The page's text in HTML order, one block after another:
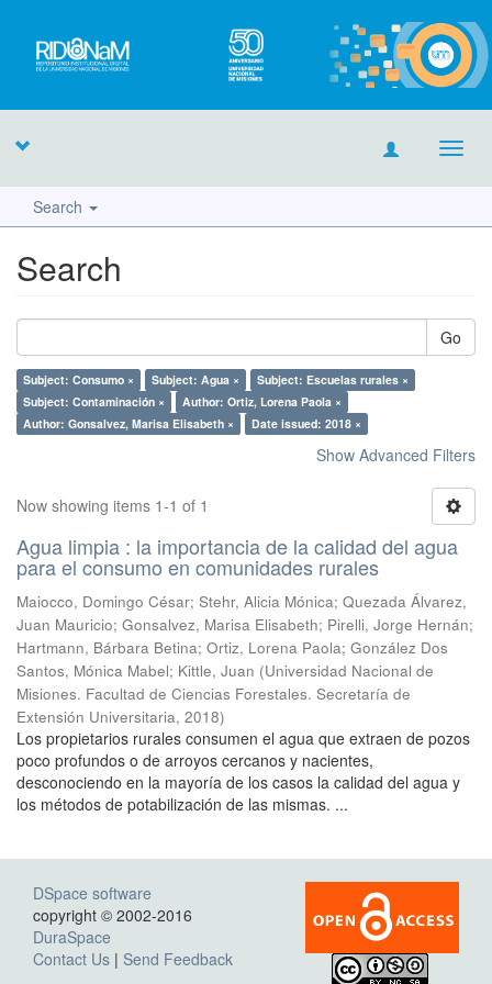
Search
Search
Go
Subject: Consumo × Subject: Agua ×
Subject: Escuelas rurales ×
Subject: Contaminación ×
Author: Ortiz, Lorena Paola ×
Author: Gonsalvez, Marisa Elisabeth ×
Date issued: 2018 ×
Show Advanced Filters
Now showing items 1-1 of 1
Agua limpia : la importancia de la calidad del agua
para el consumo en comunidades rurales
Maiocco, Domingo César; Stehr, Alicia Mónica; Quezada Álvarez,
Juan Mauricio; Gonsalvez, Marisa Elisabeth; Pirelli, Jorge Hernán;
Hartmann, Bárbara Betina; Ortiz, Lorena Paola; González Dos
Santos, Mónica Mabel; Kittle, Juan (Universidad Nacional de
Misiones. Facultad de Ciencias Forestales. Secretaría de
Extensión Universitaria, 2018)
Los propietarios rurales consumen el agua que extraen de pozos
poco profundos o de arroyos cercanos y nacientes,
desconociendo en la mayoría de los casos la calidad del agua y
los métodos de potabilización de las mismas. ...
DSpace software
copyright © 2002-2016
DuraSpace
Contact Us | Send Feedback